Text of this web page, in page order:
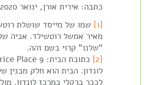
כתבה: אירית אורן, ינואר 2020
[1]
שמו של מייסד שושלת
מאיר אמשל רוטשילד. אביה
"שלנו" קרוי בשם זהה.
[2]
לונדון. הבית הוא חלק מבנין
לככר ברקלי במרכז לונדון.